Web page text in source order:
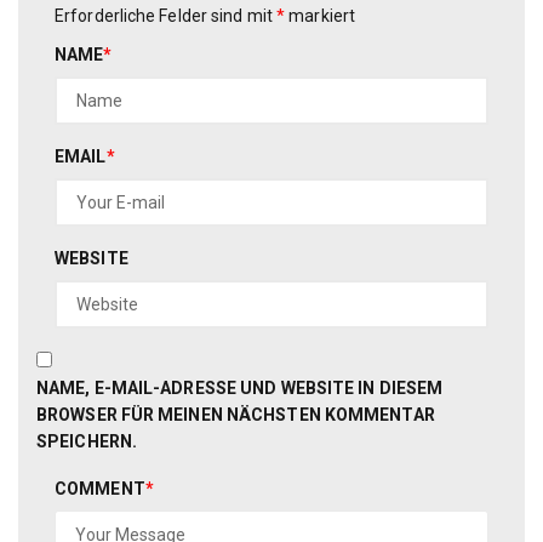
Erforderliche Felder sind mit*markiert
NAME*
EMAIL*
WEBSITE
NAME, E-MAIL-ADRESSE UND WEBSITE IN DIESEM
BROWSER FÜR MEINEN NÄCHSTEN KOMMENTAR
SPEICHERN.
COMMENT*